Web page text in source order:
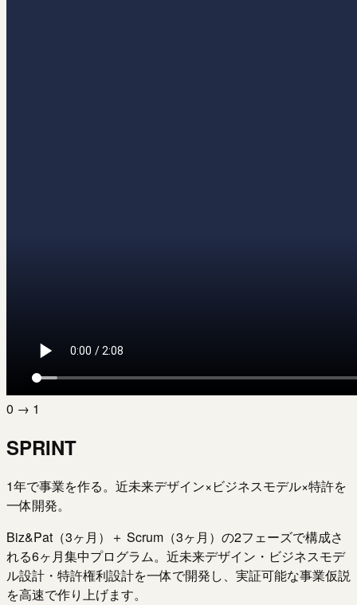
0 → 1
SPRINT
1年で事業を作る。近未来デザイン×ビジネスモデル×特許を
一体開発。
Biz&Pat（3ヶ月）＋ Scrum（3ヶ月）の2フェーズで構成さ
れる6ヶ月集中プログラム。近未来デザイン・ビジネスモデ
ル設計・特許権利設計を一体で開発し、実証可能な事業仮説
を高速で作り上げます。